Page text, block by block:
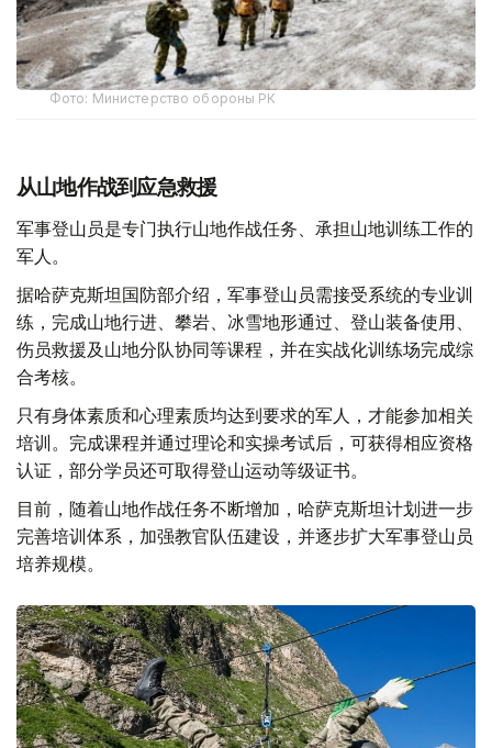
Фото: Министерство обороны РК
从山地作战到应急救援
军事登山员是专门执行山地作战任务、承担山地训练工作的
军人。
据哈萨克斯坦国防部介绍，军事登山员需接受系统的专业训
练，完成山地行进、攀岩、冰雪地形通过、登山装备使用、
伤员救援及山地分队协同等课程，并在实战化训练场完成综
合考核。
只有身体素质和心理素质均达到要求的军人，才能参加相关
培训。完成课程并通过理论和实操考试后，可获得相应资格
认证，部分学员还可取得登山运动等级证书。
目前，随着山地作战任务不断增加，哈萨克斯坦计划进一步
完善培训体系，加强教官队伍建设，并逐步扩大军事登山员
培养规模。